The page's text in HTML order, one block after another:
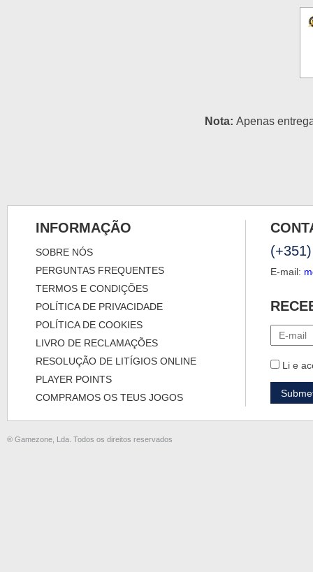
Nota: Apenas
INFORMAÇÃO
SOBRE NÓS
PERGUNTAS FREQUENTES
TERMOS E CONDIÇÕES
POLÍTICA DE PRIVACIDADE
POLÍTICA DE COOKIES
LIVRO DE RECLAMAÇÕES
RESOLUÇÃO DE LITÍGIOS ONLINE
PLAYER POINTS
COMPRAMOS OS TEUS JOGOS
E-mail:
Li e
® Gamezone, Lda. Todos os direitos reservados